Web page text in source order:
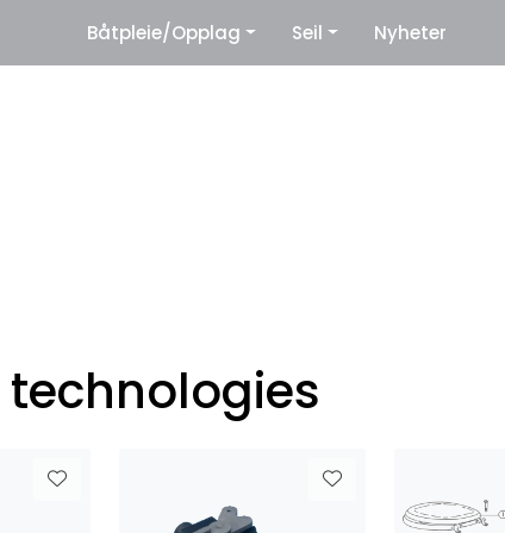
Leverandører
Båtpleie/Opplag Seil Nyheter
technologies